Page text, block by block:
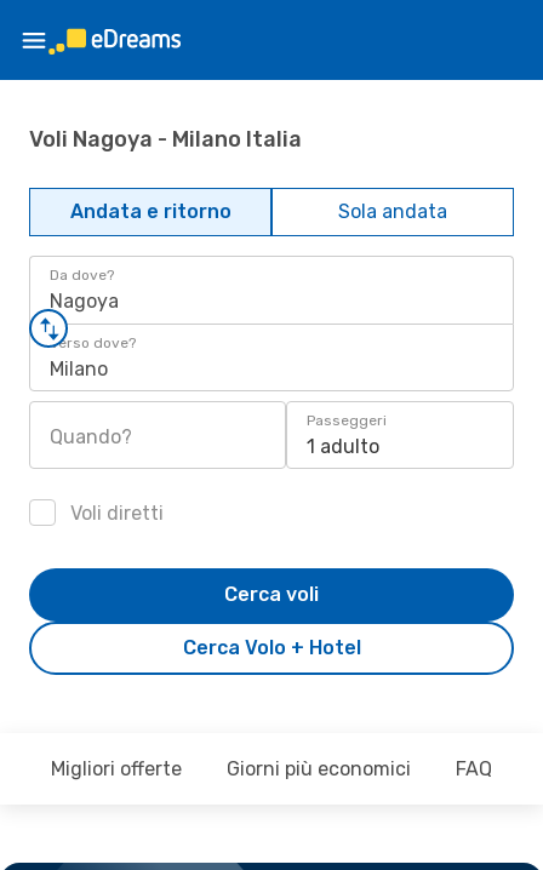
Voli Nagoya - Milano Italia
Andata e ritorno Sola andata
Da dove?
Nagoya
Verso dove?
Milano
Quando?
Passeggeri
1 adulto
Voli diretti
Cerca Volo + Hotel
Cerca voli
Migliori offerte Giorni più economici FAQ